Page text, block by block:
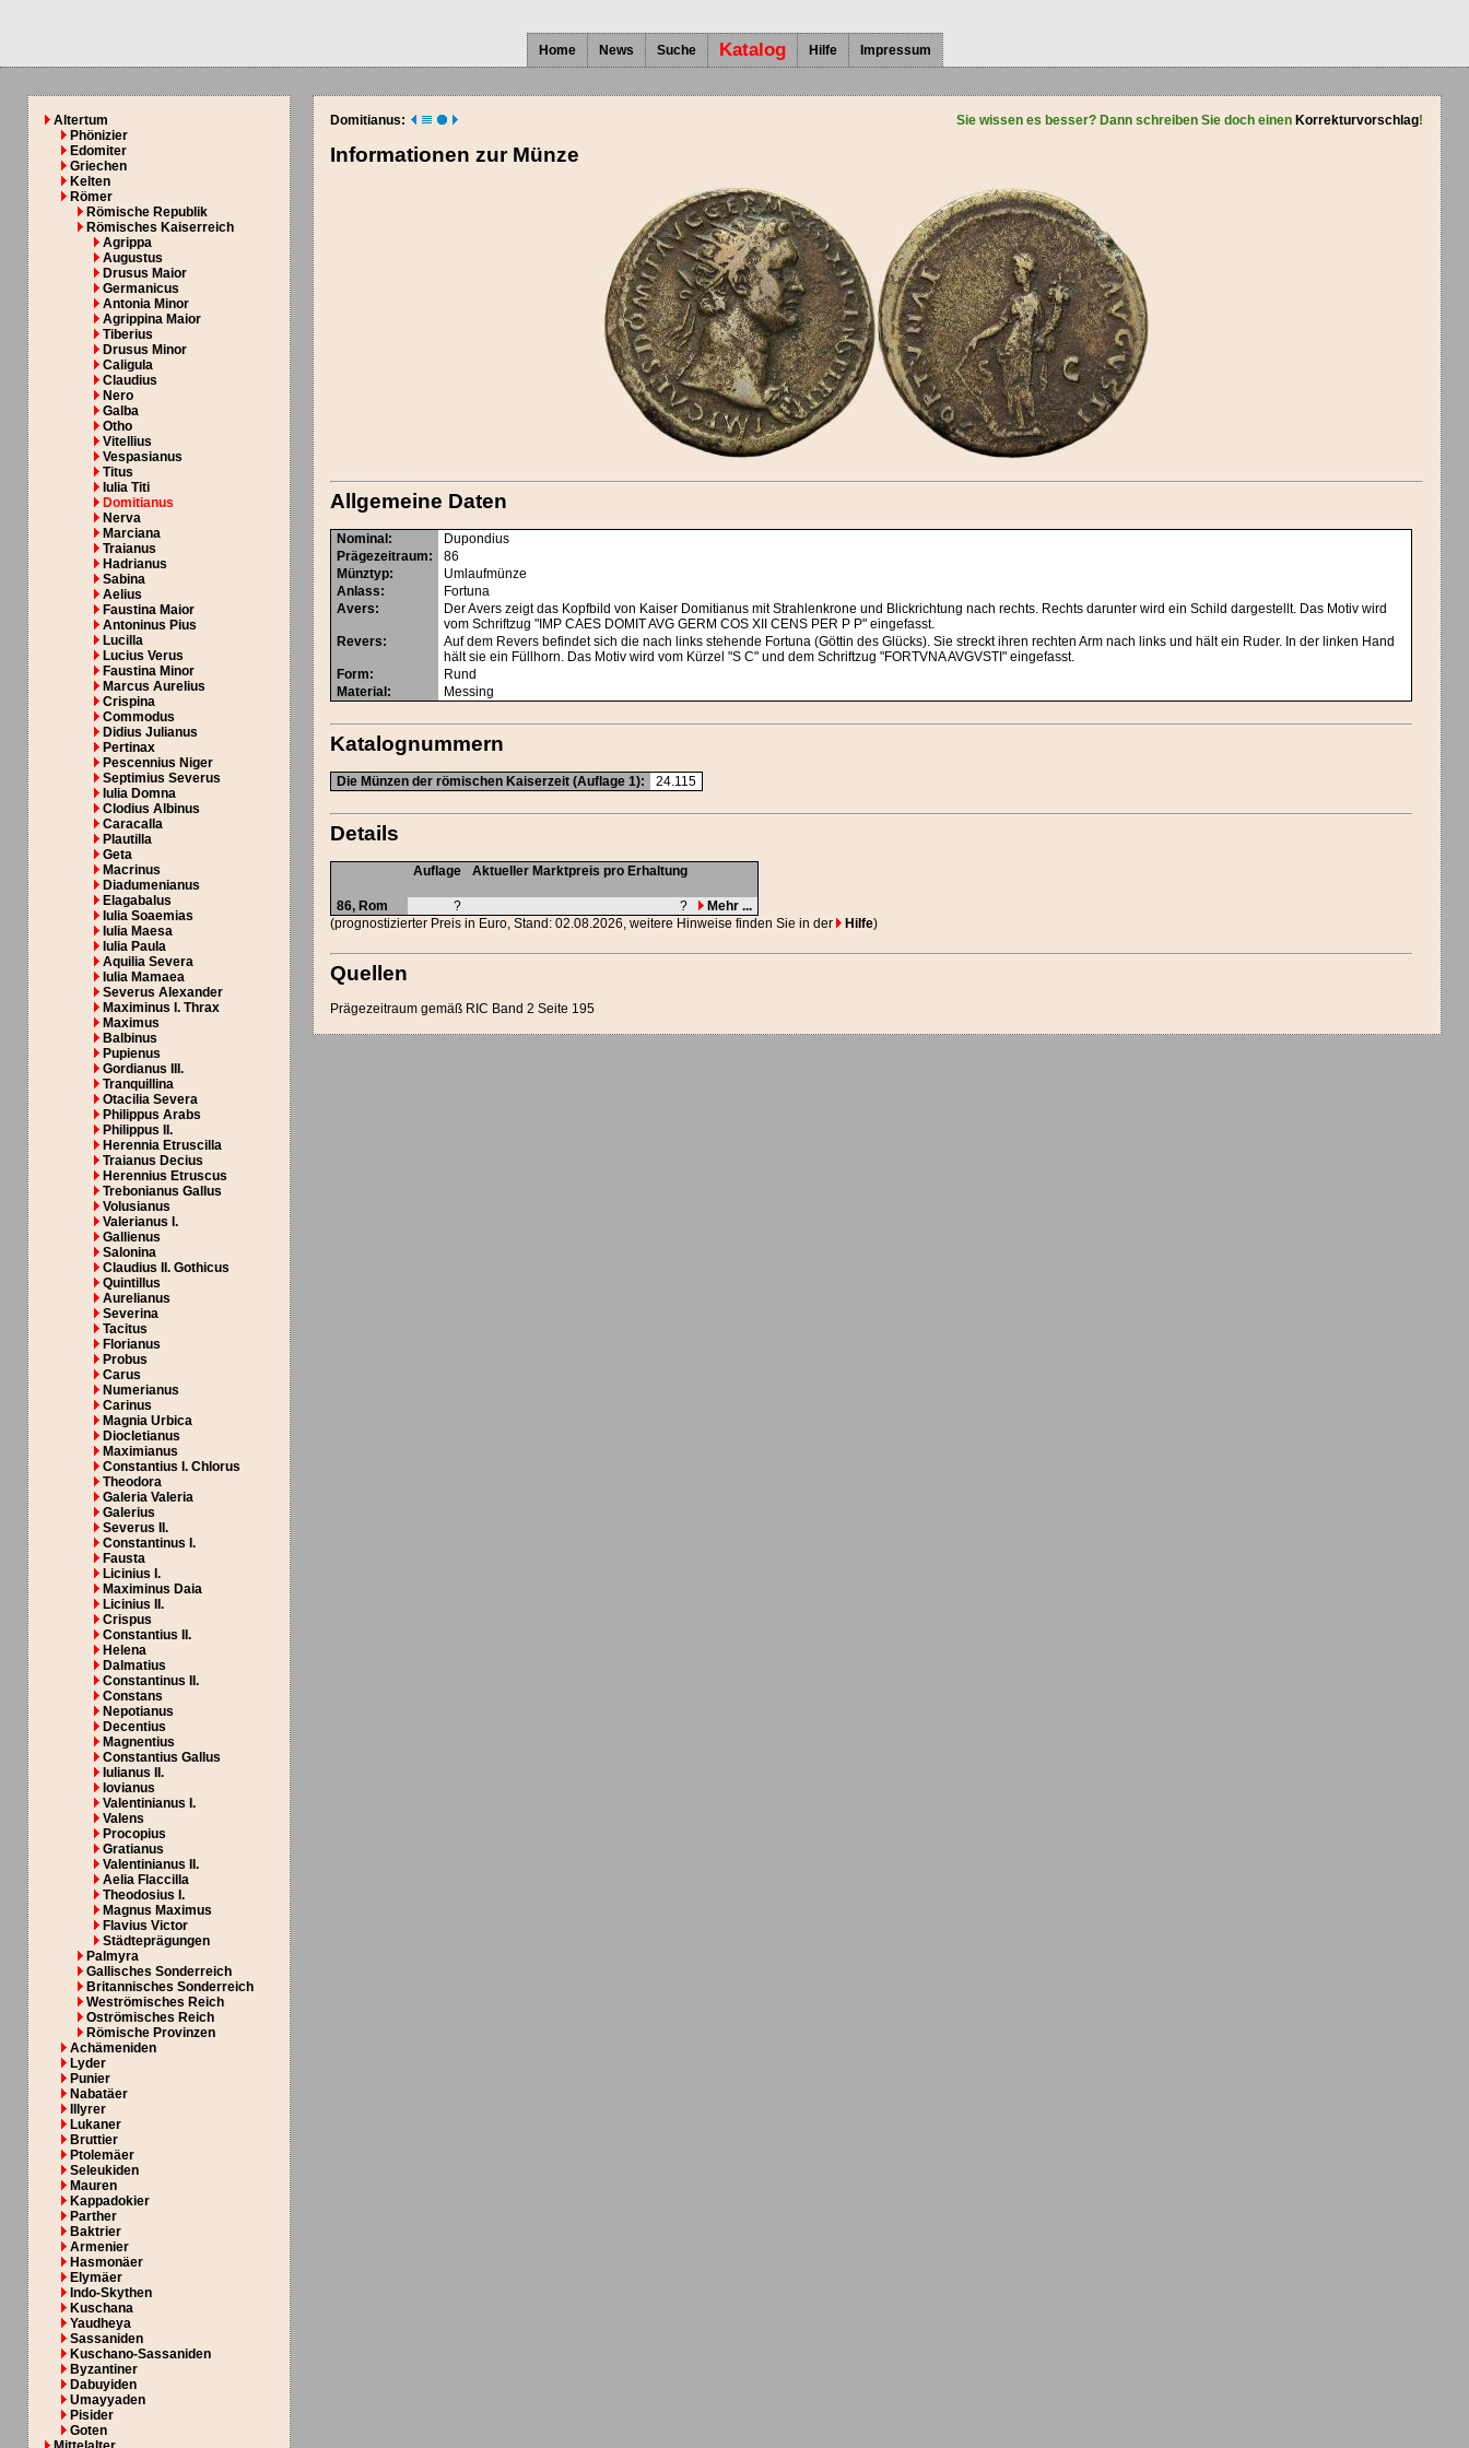
Home News Suche Katalog Hilfe Impressum
Altertum
Phönizier
Edomiter
Griechen
Kelten
Römer
Römische Republik
Römisches Kaiserreich
Agrippa
Augustus
Drusus Maior
Germanicus
Antonia Minor
Agrippina Maior
Tiberius
Drusus Minor
Caligula
Claudius
Nero
Galba
Otho
Vitellius
Vespasianus
Titus
Iulia Titi
Domitianus
Nerva
Marciana
Traianus
Hadrianus
Sabina
Aelius
Faustina Maior
Antoninus Pius
Lucilla
Lucius Verus
Faustina Minor
Marcus Aurelius
Crispina
Commodus
Didius Julianus
Pertinax
Pescennius Niger
Septimius Severus
Iulia Domna
Clodius Albinus
Caracalla
Plautilla
Geta
Macrinus
Diadumenianus
Elagabalus
Iulia Soaemias
Iulia Maesa
Iulia Paula
Aquilia Severa
Iulia Mamaea
Severus Alexander
Maximinus I. Thrax
Maximus
Balbinus
Pupienus
Gordianus III.
Tranquillina
Otacilia Severa
Philippus Arabs
Philippus II.
Herennia Etruscilla
Traianus Decius
Herennius Etruscus
Trebonianus Gallus
Volusianus
Valerianus I.
Gallienus
Salonina
Claudius II. Gothicus
Quintillus
Aurelianus
Severina
Tacitus
Florianus
Probus
Carus
Numerianus
Carinus
Magnia Urbica
Diocletianus
Maximianus
Constantius I. Chlorus
Theodora
Galeria Valeria
Galerius
Severus II.
Constantinus I.
Fausta
Licinius I.
Maximinus Daia
Licinius II.
Crispus
Constantius II.
Helena
Dalmatius
Constantinus II.
Constans
Nepotianus
Decentius
Magnentius
Constantius Gallus
Iulianus II.
Iovianus
Valentinianus I.
Valens
Procopius
Gratianus
Valentinianus II.
Aelia Flaccilla
Theodosius I.
Magnus Maximus
Flavius Victor
Städteprägungen
Palmyra
Gallisches Sonderreich
Britannisches Sonderreich
Weströmisches Reich
Oströmisches Reich
Römische Provinzen
Achämeniden
Lyder
Punier
Nabatäer
Illyrer
Lukaner
Bruttier
Ptolemäer
Seleukiden
Mauren
Kappadokier
Parther
Baktrier
Armenier
Hasmonäer
Elymäer
Indo-Skythen
Kuschana
Yaudheya
Sassaniden
Kuschano-Sassaniden
Byzantiner
Dabuyiden
Umayyaden
Pisider
Goten
Domitianus: Sie wissen es besser? Dann schreiben Sie doch einen Korrekturvorschlag!
Informationen zur Münze
Allgemeine Daten
Nominal :
Dupondius
Prägezeitraum:
86
Münztyp:
Umlaufmünze
Anlass:
Fortuna
Avers:
Der Avers zeigt das Kopfbild von Kaiser Domitianus mit Strahlenkrone und Blickrichtung nach rechts. Rechts darunter wird ein Schild dargestellt. Das Motiv wird
vom Schriftzug "IMP CAES DOMIT AVG GERM COS XII CENS PER P P" eingefasst.
Revers:
Auf dem Revers befindet sich die nach links stehende Fortuna (Göttin des Glücks). Sie streckt ihren rechten Arm nach links und hält ein Ruder. In der linken Hand
hält sie ein Füllhorn. Das Motiv wird vom Kürzel "S C" und dem Schriftzug "FORTVNA AVGVSTI" eingefasst.
Form:
Rund
Material : Messing
Katalognummern
Die Münzen der römischen Kaiserzeit (Auflage 1): 24.115
Details
Auflage Aktueller Marktpreis pro Erhaltung
86, Rom ? ?
Mehr ...
(prognostizierter Preis in Euro, Stand: 02.08.2026, weitere Hinweise finden Sie in der
Hilfe)
Quellen
Prägezeitraum gemäß RIC Band 2 Seite 195